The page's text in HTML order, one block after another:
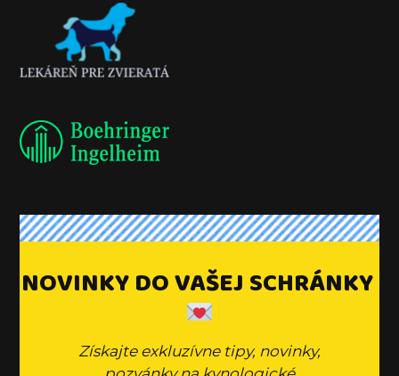
NOVINKY DO VAŠEJ SCHRÁNKY
Získajte exkluzívne tipy, novinky,